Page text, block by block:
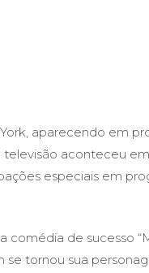
aparecendo em
televisão aconteceu
especiais em
comédia de sucesso
se tornou sua